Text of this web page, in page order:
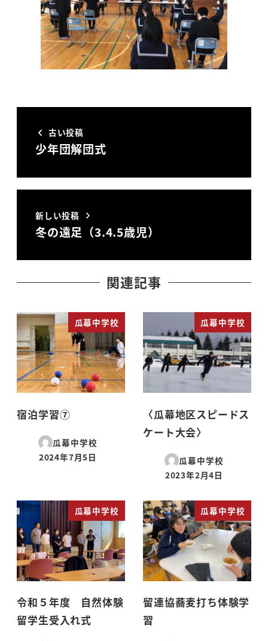
古い投稿
少年団解団式
新しい投稿
冬の遠足（3.4.5歳児）
関連記事
瓜幕中学校
宿泊学習⑦
瓜幕中学校
投稿日
2024年7月5日
瓜幕中学校
〈瓜幕地区スピードス
ケート大会〉
瓜幕中学校
投稿日
2023年2月4日
瓜幕中学校
令和５年度 自然体験
留学生受入れ式
瓜幕中学校
留連協蕎麦打ち体験学
習